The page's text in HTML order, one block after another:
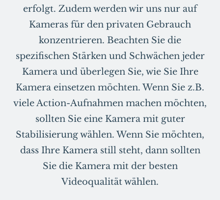
erfolgt. Zudem werden wir uns nur auf
Kameras für den privaten Gebrauch
konzentrieren. Beachten Sie die
spezifischen Stärken und Schwächen jeder
Kamera und überlegen Sie, wie Sie Ihre
Kamera einsetzen möchten. Wenn Sie z.B.
viele Action-Aufnahmen machen möchten,
sollten Sie eine Kamera mit guter
Stabilisierung wählen. Wenn Sie möchten,
dass Ihre Kamera still steht, dann sollten
Sie die Kamera mit der besten
Videoqualität wählen.